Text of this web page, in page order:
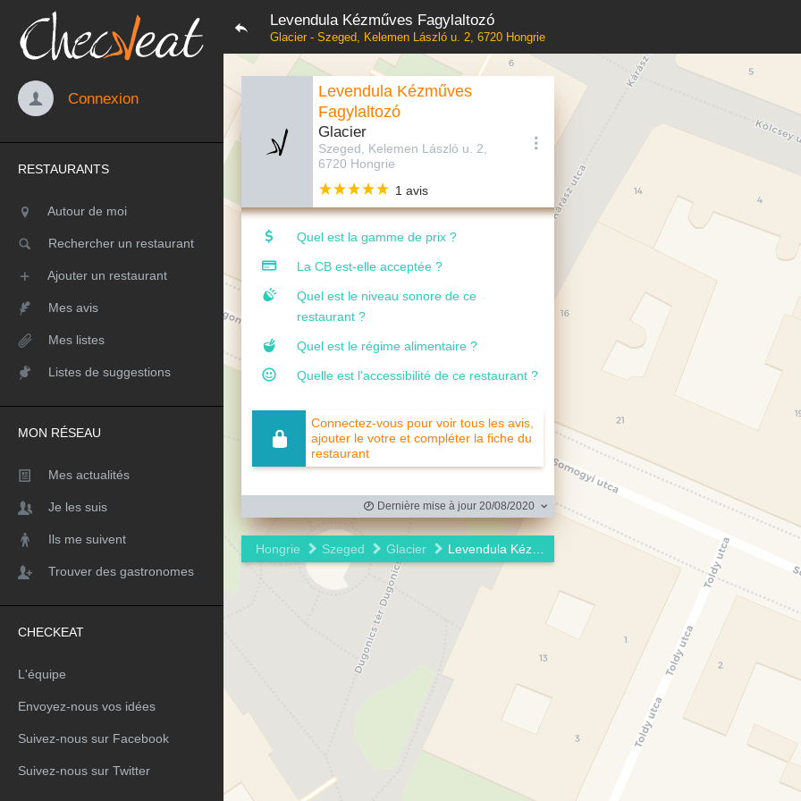
Levendula Kézműves Fagylaltozó
Glacier - Szeged, Kelemen László u. 2, 6720 Hongrie
Connexion
RESTAURANTS
Autour de moi
Rechercher un restaurant
Ajouter un restaurant
Mes avis
Mes listes
Listes de suggestions
MON RÉSEAU
Mes actualités
Je les suis
Ils me suivent
Trouver des gastronomes
CHECKEAT
L'équipe
Envoyez-nous vos idées
Suivez-nous sur Facebook
Suivez-nous sur Twitter
Levendula Kézműves
Fagylaltozó
Glacier
Szeged, Kelemen László u. 2,
6720 Hongrie
1 avis
Quel est la gamme de prix ?
La CB est-elle acceptée ?
Quel est le niveau sonore de ce
restaurant ?
Quel est le régime alimentaire ?
Quelle est l'accessibilité de ce restaurant ?
Connectez-vous pour voir tous les avis,
ajouter le votre et compléter la fiche du
restaurant
Dernière mise à jour 20/08/2020
Hongrie Szeged Glacier